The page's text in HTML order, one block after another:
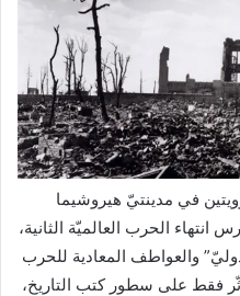
نوويتين في مدينتيّ هيروشيما
الحرب العالميّة الثانية،
والعواطف المعادية للحرب
فقط على سطور كتب التاريخ،